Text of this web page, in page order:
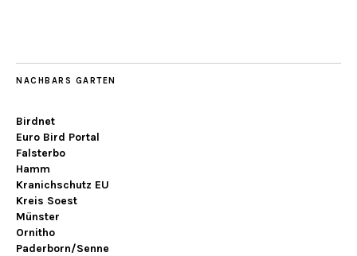
NACHBARS GARTEN
Birdnet
Euro Bird Portal
Falsterbo
Hamm
Kranichschutz EU
Kreis Soest
Münster
Ornitho
Paderborn/Senne